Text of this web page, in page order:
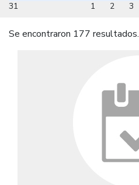
31
1 2 3
Se encontraron 177 resultados.